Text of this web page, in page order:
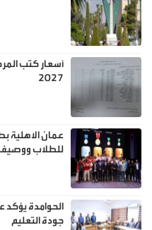
2027
عمان الاهلية
للطلاب
الحوامدة
جودة التعليم